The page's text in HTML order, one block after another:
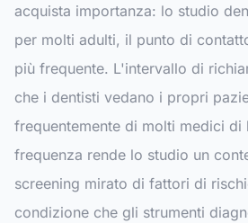
acquista importanza: lo studio
per molti adulti, il punto di
più frequente. L'intervallo di
che i dentisti vedano i propri
frequentemente di molti medici di
frequenza rende lo studio un
screening mirato di fattori di
condizione che gli strumenti